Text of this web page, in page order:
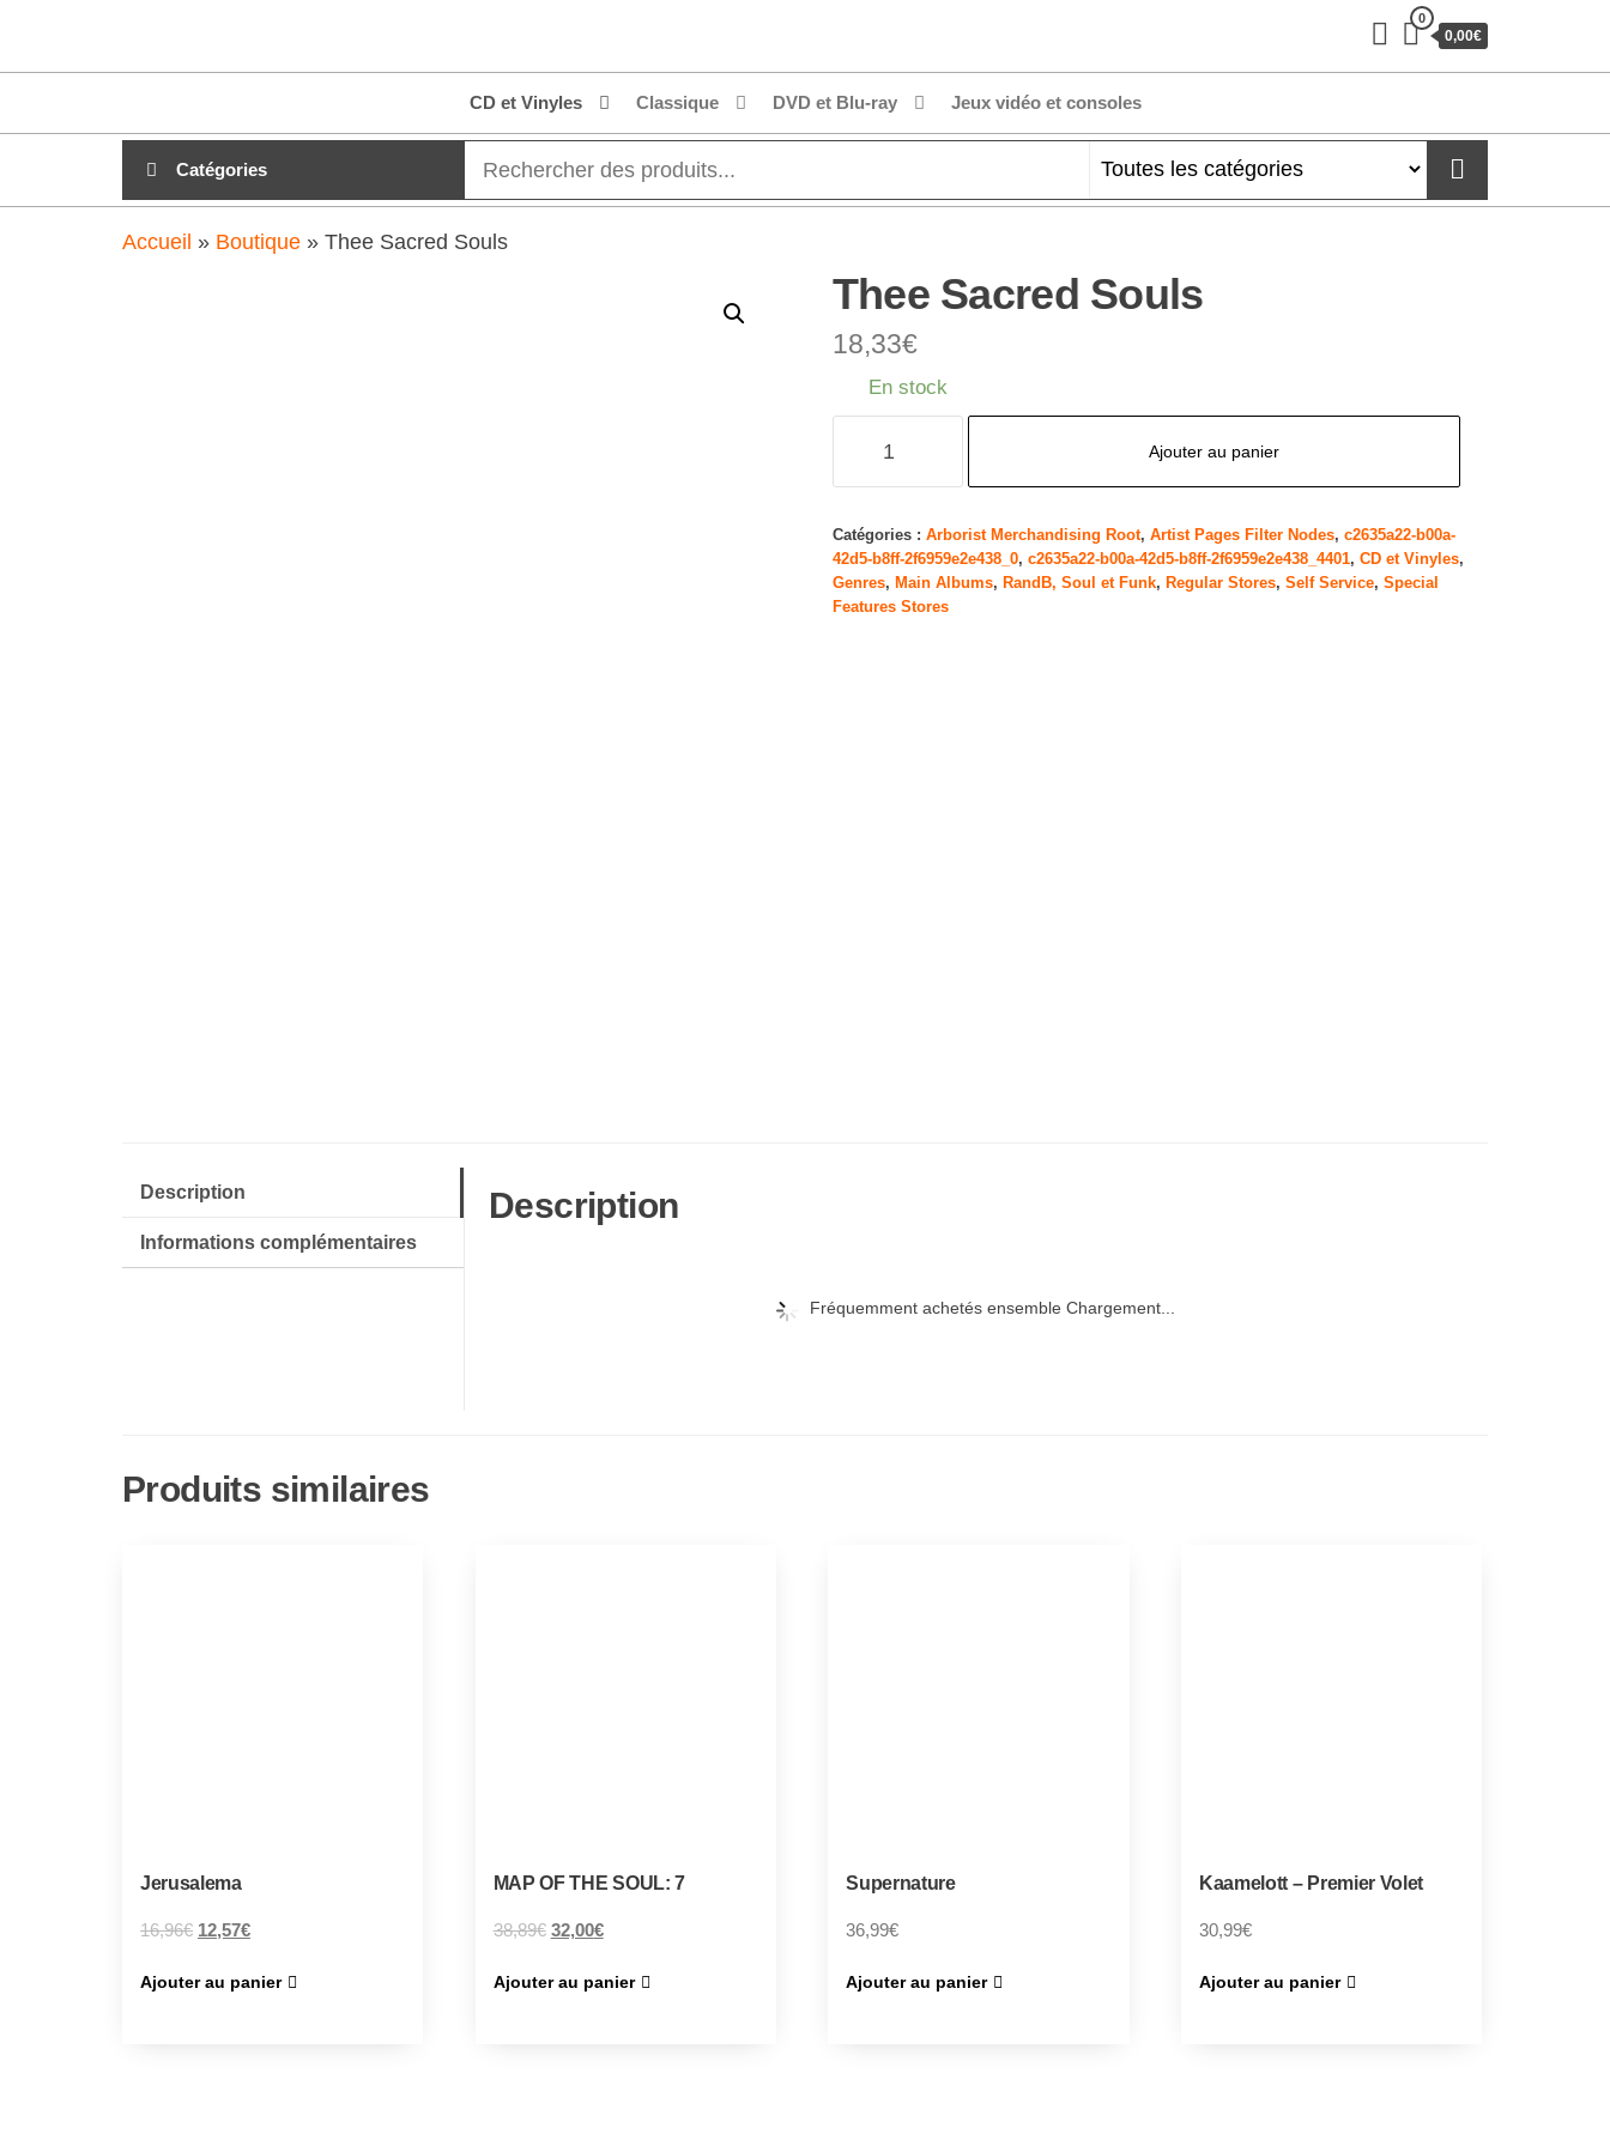
clubdial.fr
0
0,00€
CD et Vinyles Classique DVD et Blu-ray Jeux vidéo et consoles
Catégories
Accueil » Boutique » Thee Sacred Souls
Thee Sacred Souls
18,33€
En stock
Sacred
Souls
Ajouter au panier
Catégories : Arborist Merchandising Root, Artist Pages Filter Nodes, c2635a22-b00a-
42d5-b8ff-2f6959e2e438_0, c2635a22-b00a-42d5-b8ff-2f6959e2e438_4401, CD et Vinyles,
Genres, Main Albums, RandB, Soul et Funk, Regular Stores, Self Service, Special
Features Stores
Description
Informations complémentaires
Description
Fréquemment achetés ensemble Chargement...
Produits similaires
Jerusalema
16,96€ 12,57€
Ajouter au panier
MAP OF THE SOUL: 7
38,89€ 32,00€
Ajouter au panier
Supernature
36,99€
Ajouter au panier
Kaamelott – Premier Volet
30,99€
Ajouter au panier